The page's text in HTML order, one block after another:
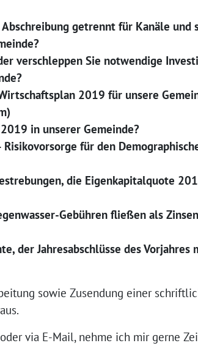
getrennt für Kanäle und
verschleppen Sie notwendige
2019 für unsere
in unserer Gemeinde?
für den
die Eigenkapitalquote
Gebühren fließen als
der Jahresabschlüsse des
sowie Zusendung einer
via E-Mail, nehme ich mir gerne